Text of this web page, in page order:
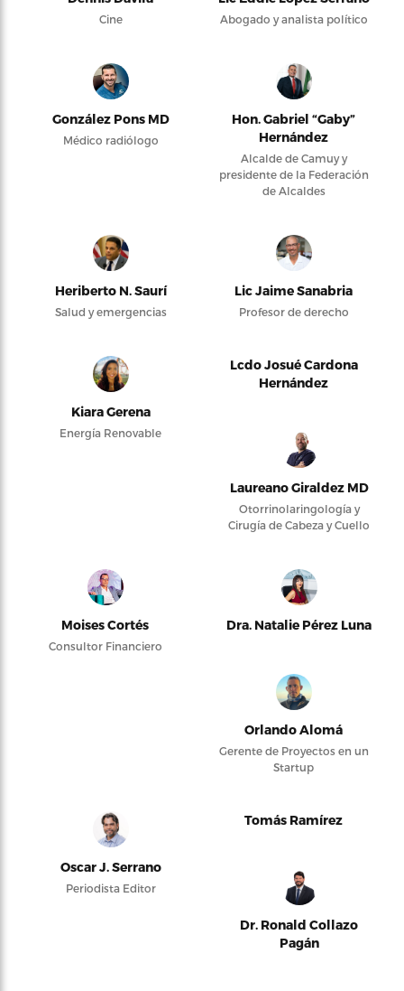
Cine Abogado y analista político
González Pons MD
Médico radiólogo
Hon. Gabriel “Gaby”
Hernández
Alcalde de Camuy y
presidente de la Federación
de Alcaldes
Heriberto N. Saurí
Salud y emergencias
Lic Jaime Sanabria
Profesor de derecho
Kiara Gerena
Energía Renovable
Lcdo Josué Cardona
Hernández
Laureano Giraldez MD
Otorrinolaringología y
Cirugía de Cabeza y Cuello
Moises Cortés
Consultor Financiero
Dra. Natalie Pérez Luna
Orlando Alomá
Gerente de Proyectos en un
Startup
Oscar J. Serrano
Periodista Editor
Tomás Ramírez
Dr. Ronald Collazo
Pagán